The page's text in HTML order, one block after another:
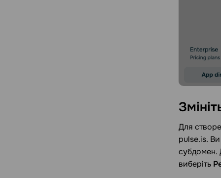
Для
pulse.is.
субдомен.
виберіть